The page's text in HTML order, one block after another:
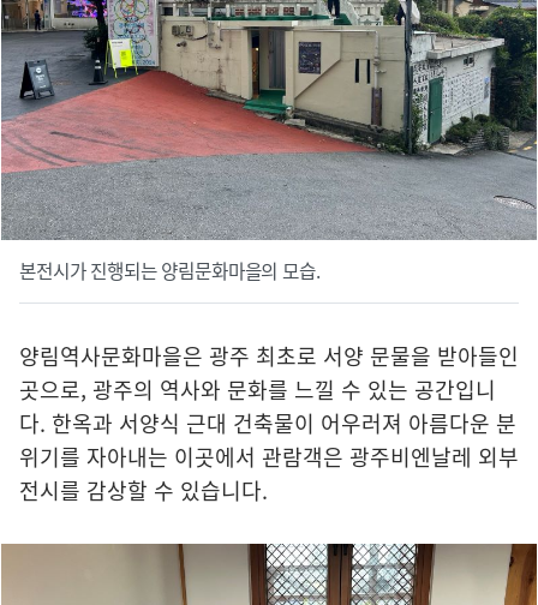
본전시가 진행되는 양림문화마을의 모습.
양림역사문화마을은 광주 최초로 서양 문물을 받아들인
곳으로, 광주의 역사와 문화를 느낄 수 있는 공간입니
다. 한옥과 서양식 근대 건축물이 어우러져 아름다운 분
위기를 자아내는 이곳에서 관람객은 광주비엔날레 외부
전시를 감상할 수 있습니다.